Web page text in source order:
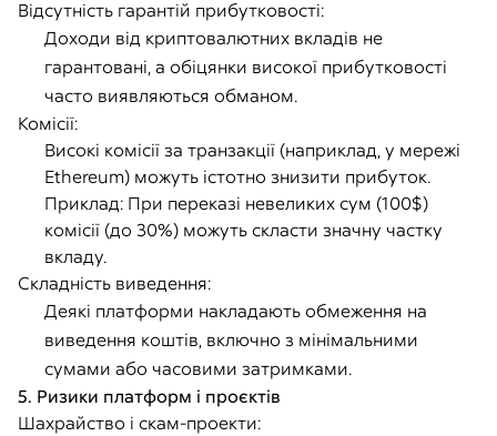
Відсутність гарантій прибутковості:
Доходи від криптовалютних вкладів не
гарантовані, а обіцянки високої прибутковості
часто виявляються обманом.
Комісії:
Високі комісії за транзакції (наприклад, у мережі
Ethereum) можуть істотно знизити прибуток.
Приклад: При переказі невеликих сум (100$)
комісії (до 30%) можуть скласти значну частку
вкладу.
Складність виведення:
Деякі платформи накладають обмеження на
виведення коштів, включно з мінімальними
сумами або часовими затримками.
5. Ризики платформ і проєктів
Шахрайство і скам-проекти: